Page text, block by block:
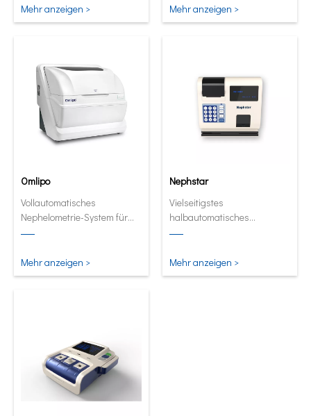
Mehr anzeigen >
quantitative Analysator in
seiner kleinsten und
Mehr anzeigen >
Omlipo
Vollautomatisches
Nephelometrie-System für
Labors mit mittlerer bis hoher
Mehr anzeigen >
Nephstar
Vielseitigstes
halbautomatisches
Analysegerät für spezifische
Mehr anzeigen >